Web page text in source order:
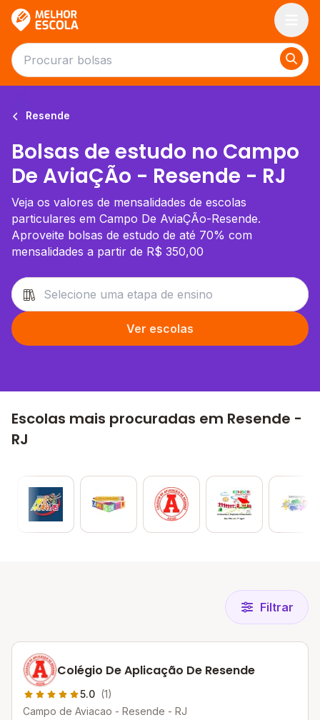
Resende
Bolsas de estudo no Campo
De AviaÇÃo - Resende - RJ
Veja os valores de mensalidades de escolas
particulares em Campo De AviaÇÃo-Resende.
Aproveite bolsas de estudo de até 70% com
mensalidades a partir de R$ 350,00
Ver escolas
Escolas mais procuradas em Resende -
RJ
Filtrar
Colégio De Aplicação De Resende
5.0 (1)
Campo de Aviacao - Resende - RJ